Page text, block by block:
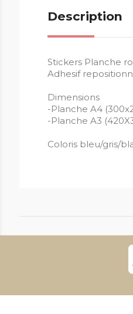
Description
Stickers Planche
Adhesif
Dimensions
-Planche A4
-Planche A3
Coloris bleu/gris/